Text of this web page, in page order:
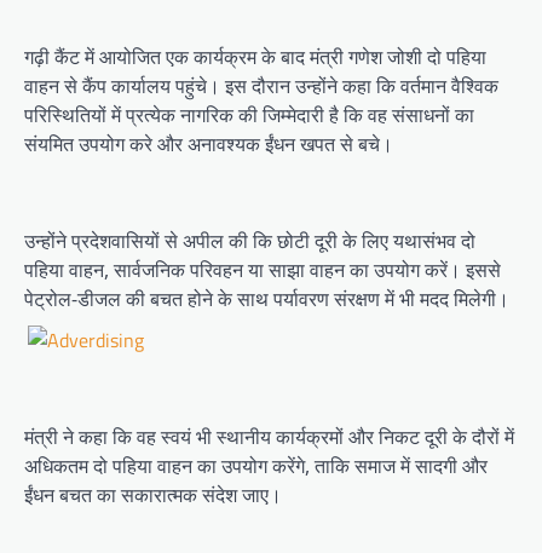
गढ़ी कैंट में आयोजित एक कार्यक्रम के बाद मंत्री गणेश जोशी दो पहिया
वाहन से कैंप कार्यालय पहुंचे। इस दौरान उन्होंने कहा कि वर्तमान वैश्विक
परिस्थितियों में प्रत्येक नागरिक की जिम्मेदारी है कि वह संसाधनों का
संयमित उपयोग करे और अनावश्यक ईंधन खपत से बचे।
उन्होंने प्रदेशवासियों से अपील की कि छोटी दूरी के लिए यथासंभव दो
पहिया वाहन, सार्वजनिक परिवहन या साझा वाहन का उपयोग करें। इससे
पेट्रोल-डीजल की बचत होने के साथ पर्यावरण संरक्षण में भी मदद मिलेगी।
मंत्री ने कहा कि वह स्वयं भी स्थानीय कार्यक्रमों और निकट दूरी के दौरों में
अधिकतम दो पहिया वाहन का उपयोग करेंगे, ताकि समाज में सादगी और
ईंधन बचत का सकारात्मक संदेश जाए।